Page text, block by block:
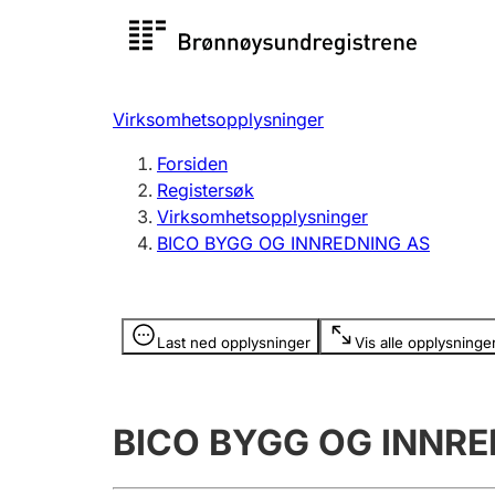
Registersøk
Registrere, endre, slette
Virksomhetsopplysninger
Forsiden
Registersøk
Virksomhetsopplysninger
BICO BYGG OG INNREDNING AS
Last ned opplysninger Vis alle
Opplysninger er skjult
BICO BYGG OG